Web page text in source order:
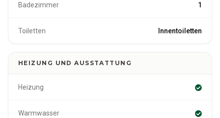
Badezimmer 1
Toiletten Innentoiletten
HEIZUNG UND AUSSTATTUNG
Heizung
Warmwasser